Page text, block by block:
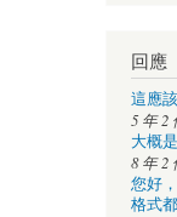
回應
這應
5 年 2
大概
8 年 2
您好
格式